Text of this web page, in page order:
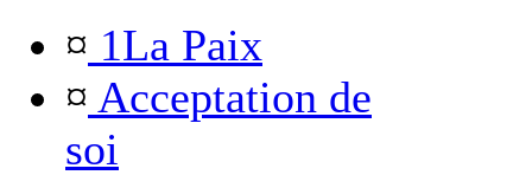
¤ 1La Paix
¤ Acceptation de
soi